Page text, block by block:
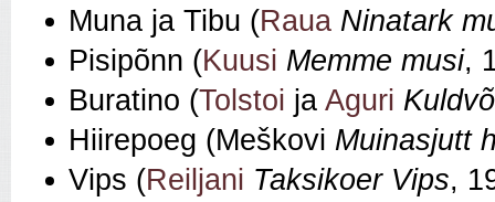
Muna ja Tibu (Raua Ninatark
Pisipõnn (Kuusi Memme musi,
Buratino (Tolstoi ja Aguri
Hiirepoeg (Meškovi Muinasjutt
Vips (Reiljani Taksikoer Vips,